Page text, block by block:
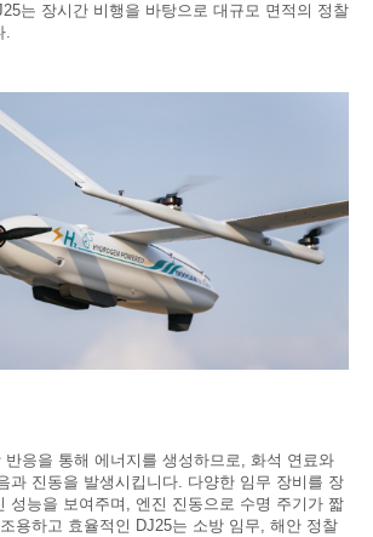
는 장시간 비행을 바탕으로 대규모 면적의 정찰
.
반응을 통해 에너지를 생성하므로, 화석 연료와
과 진동을 발생시킵니다. 다양한 임무 장비를 장
성능을 보여주며, 엔진 진동으로 수명 주기가 짧
용하고 효율적인 DJ25는 소방 임무, 해안 정찰